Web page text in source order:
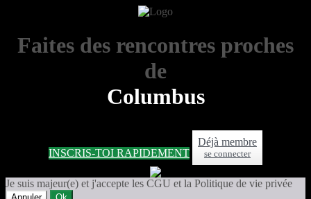
Faites des rencontres proches
de
Columbus
INSCRIS-TOI RAPIDEMENT
Déjà membre
se connecter
Je suis majeur(e) et j'accepte les CGU et la Politique de vie privée